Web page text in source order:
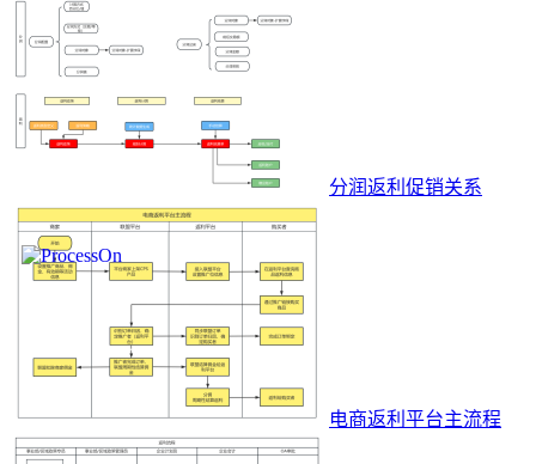
分润返利促销关系
电商返利平台主流程